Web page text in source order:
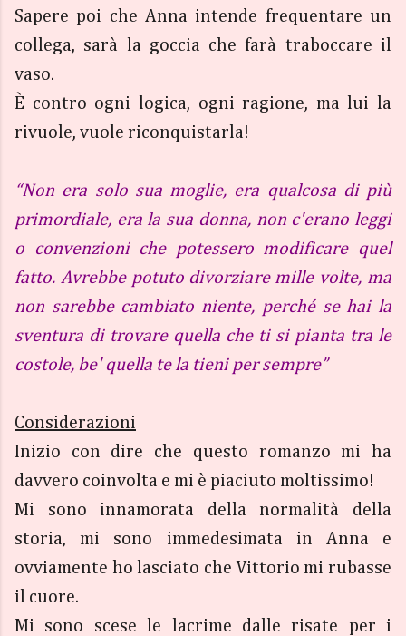
Sapere poi che Anna intende frequentare un
collega, sarà la goccia che farà traboccare il
vaso.
È contro ogni logica, ogni ragione, ma lui la
rivuole, vuole riconquistarla!
“Non era solo sua moglie, era qualcosa di più
primordiale, era la sua donna, non c'erano leggi
o convenzioni che potessero modificare quel
fatto. Avrebbe potuto divorziare mille volte, ma
non sarebbe cambiato niente, perché se hai la
sventura di trovare quella che ti si pianta tra le
costole, be' quella te la tieni per sempre”
Considerazioni
Inizio con dire che questo romanzo mi ha
davvero coinvolta e mi è piaciuto moltissimo!
Mi sono innamorata della normalità della
storia, mi sono immedesimata in Anna e
ovviamente ho lasciato che Vittorio mi rubasse
il cuore.
Mi sono scese le lacrime dalle risate per i